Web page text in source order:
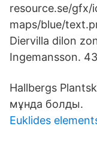
resource.se/gfx/
maps/blue/
Diervilla dilon
Ingemansson.
Hallbergs
мұнда болды.
Euklides